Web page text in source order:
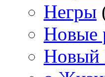
Негры
Новые
Новый